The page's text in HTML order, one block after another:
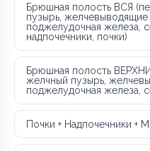
Брюшная полость ВСЯ
пузырь, желчевыводящие
поджелудочная железа,
надпочечники, почки)
Брюшная полость
желчный пузырь,
поджелудочная железа,
Почки + Надпочечники +